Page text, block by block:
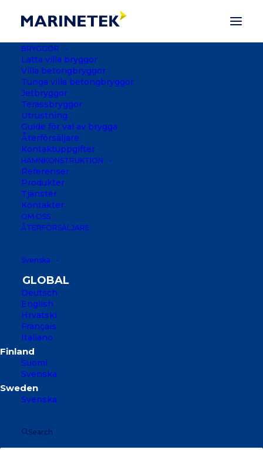
BRYGGOR
Lätta villa bryggor
Villa betongbryggor
Tunga villa betongbryggor
Jetbryggor
Terassbryggor
Utrustning
Guide för val av brygga
Återförsäljare
Kontaktuppgifter
HAMNKONSTRUKTION
Referenser
Produkter
Tjänster
Kontakter
OM OSS
ÅTERFÖRSÄLJARE
Svenska
Deutsch
English
Hrvatski
Français
Italiano
Suomi
Svenska
Svenska
Search
ANA MARINA